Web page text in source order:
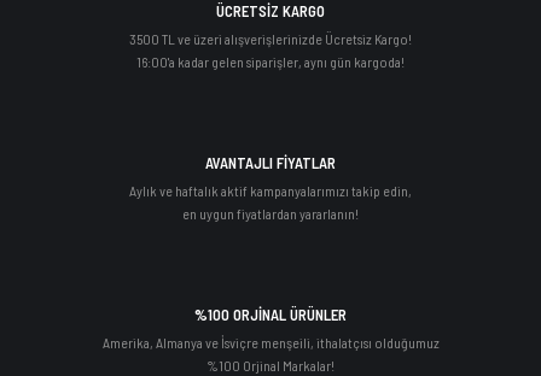
ÜCRETSİZ KARGO
3500 TL ve üzeri alışverişlerinizde Ücretsiz Kargo!
16:00'a kadar gelen siparişler, aynı gün kargoda!
AVANTAJLI FİYATLAR
Aylık ve haftalık aktif kampanyalarımızı takip edin,
en uygun fiyatlardan yararlanın!
%100 ORJİNAL ÜRÜNLER
Amerika, Almanya ve İsviçre menşeili, ithalatçısı olduğumuz
%100 Orjinal Markalar!